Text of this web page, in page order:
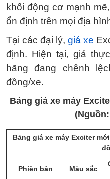
khối động cơ mạnh
ổn định trên mọi địa
Tại các đại lý, giá xe
định. Hiện tại, giá
hãng đang chênh
đồng/xe.
Bảng giá xe máy
Bảng giá xe máy Exciter
Phiên bản Màu sắc